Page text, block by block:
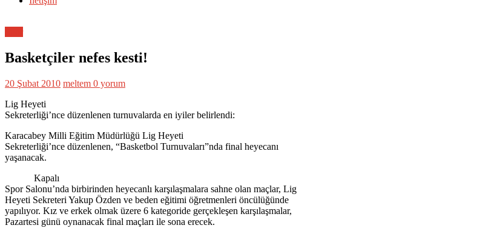
Basketçiler nefes kesti!
20 Şubat 2010 meltem 0 yorum
Lig Heyeti
Sekreterliği’nce düzenlenen turnuvalarda en iyiler belirlendi:
Karacabey Milli Eğitim Müdürlüğü Lig Heyeti
Sekreterliği’nce düzenlenen, “Basketbol Turnuvaları”nda final heyecanı
yaşanacak.
Kapalı
Spor Salonu’nda birbirinden heyecanlı karşılaşmalara sahne olan maçlar, Lig
Heyeti Sekreteri Yakup Özden ve beden eğitimi öğretmenleri öncülüğünde
yapılıyor. Kız ve erkek olmak üzere 6 kategoride gerçekleşen karşılaşmalar,
Pazartesi günü oynanacak final maçları ile sona erecek.